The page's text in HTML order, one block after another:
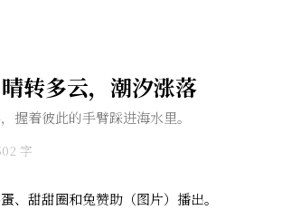
转多云，潮汐涨落
握着彼此的手臂踩进海水里。
字
、甜甜圈和兔赞助（图片）播出。